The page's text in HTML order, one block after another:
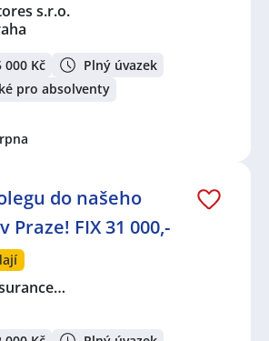
s.r.o.
000 Kč
Plný úvazek
pro absolventy
do našeho
Praze! FIX 31 000,-